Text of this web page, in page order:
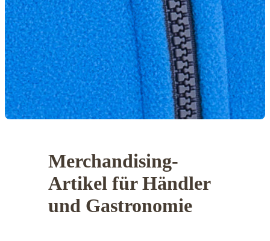
Merchandising-
Artikel für Händler
und Gastronomie